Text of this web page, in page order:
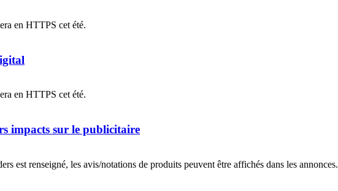
en HTTPS cet été.
en HTTPS cet été.
impacts sur le publicitaire
est renseigné, les avis/notations de produits peuvent être affichés dans les annonces.